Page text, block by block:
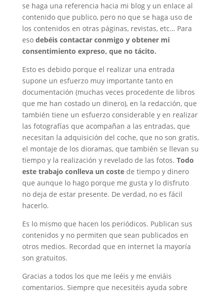
se haga una referencia hacia mi blog y un enlace al
contenido que publico, pero no que se haga uso de
los contenidos en otras páginas, revistas, etc… Para
eso debéis contactar conmigo y obtener mi
consentimiento expreso, que no tácito.
Esto es debido porque el realizar una entrada
supone un esfuerzo muy importante tanto en
documentación (muchas veces procedente de libros
que me han costado un dinero), en la redacción, que
también tiene un esfuerzo considerable y en realizar
las fotografías que acompañan a las entradas, que
necesitan la adquisición del coche, que no son gratis,
el montaje de los dioramas, que también se llevan su
tiempo y la realización y revelado de las fotos. Todo
este trabajo conlleva un costede tiempo y dinero
que aunque lo hago porque me gusta y lo disfruto
no deja de estar presente. De verdad, no es fácil
hacerlo.
Es lo mismo que hacen los periódicos. Publican sus
contenidos y no permiten que sean publicados en
otros medios. Recordad que en internet la mayoría
son gratuitos.
Gracias a todos los que me leéis y me enviáis
comentarios. Siempre que necesitéis ayuda sobre